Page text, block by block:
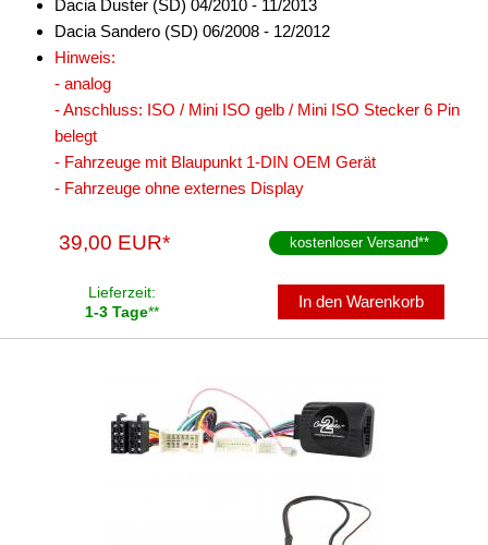
für Dodge
für Fiat
für Ford
für General Motors
für Honda
für Hyundai
für Jaguar
Dacia Duster (SD) 04/2010 - 11/2013
Dacia Sandero (SD) 06/2008 - 12/2012
Hinweis:
- analog
- Anschluss: ISO / Mini ISO gelb / Mini ISO Stecker 6 Pin
belegt
- Fahrzeuge mit Blaupunkt 1-DIN OEM Gerät
- Fahrzeuge ohne externes Display
39,00 EUR* kostenloser Versand**
Lieferzeit:
1-3 Tage**
In den Warenkorb